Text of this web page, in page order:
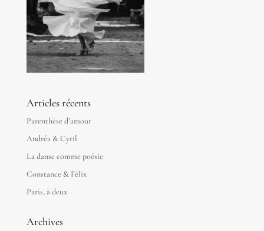
Articles récents
Parenthèse d’amour
Andréa & Cyril
La danse comme poésie
Constance & Félix
Paris, à deux
Archives